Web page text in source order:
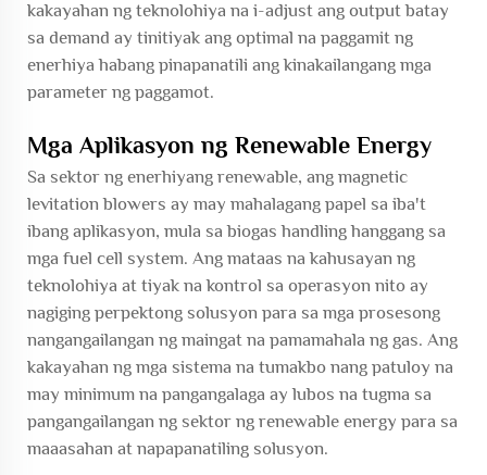
kakayahan ng teknolohiya na i-adjust ang output batay
sa demand ay tinitiyak ang optimal na paggamit ng
enerhiya habang pinapanatili ang kinakailangang mga
parameter ng paggamot.
Mga Aplikasyon ng Renewable Energy
Sa sektor ng enerhiyang renewable, ang magnetic
levitation blowers ay may mahalagang papel sa iba't
ibang aplikasyon, mula sa biogas handling hanggang sa
mga fuel cell system. Ang mataas na kahusayan ng
teknolohiya at tiyak na kontrol sa operasyon nito ay
nagiging perpektong solusyon para sa mga prosesong
nangangailangan ng maingat na pamamahala ng gas. Ang
kakayahan ng mga sistema na tumakbo nang patuloy na
may minimum na pangangalaga ay lubos na tugma sa
pangangailangan ng sektor ng renewable energy para sa
maaasahan at napapanatiling solusyon.